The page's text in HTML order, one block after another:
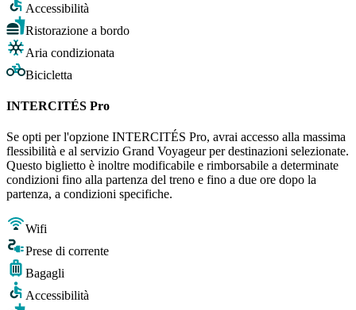
Accessibilità
Ristorazione a bordo
Aria condizionata
Bicicletta
INTERCITÉS Pro
Se opti per l'opzione INTERCITÉS Pro, avrai accesso alla massima
flessibilità e al servizio Grand Voyageur per destinazioni selezionate.
Questo biglietto è inoltre modificabile e rimborsabile a determinate
condizioni fino alla partenza del treno e fino a due ore dopo la
partenza, a condizioni specifiche.
Wifi
Prese di corrente
Bagagli
Accessibilità